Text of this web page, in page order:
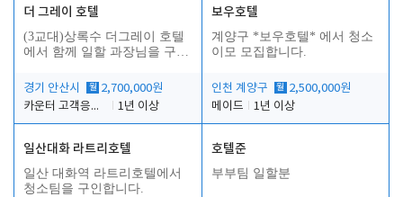
더 그레이 호텔
(3교대)상록수 더그레이 호텔
에서 함께 일할 과장님을 구합
경기 안산시
월 2,700,000원
카운터 고객응대 및 야간더블청소
1년 이상
보우호텔
계양구 *보우호텔* 에서 청소
이모 모집합니다.
인천 계양구 월 2,500,000원
메이드
1년 이상
일산대화 라트리호텔
일산 대화역 라트리호텔에서
청소팀을 구인합니다.
호텔준
부부팀 일할분